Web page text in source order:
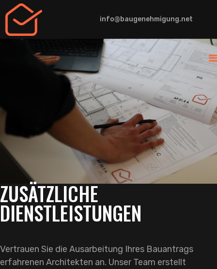
info@baugenehmigung.net
ZUSÄTZLICHE
DIENSTLEISTUNGEN
Vertrauen Sie die Ausarbeitung Ihres Bauantrags
erfahrenen Architekten an. Unser Team erstellt